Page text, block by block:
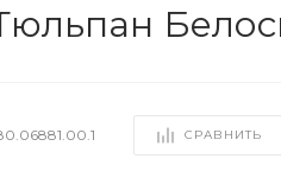
СРАВНИТЬ